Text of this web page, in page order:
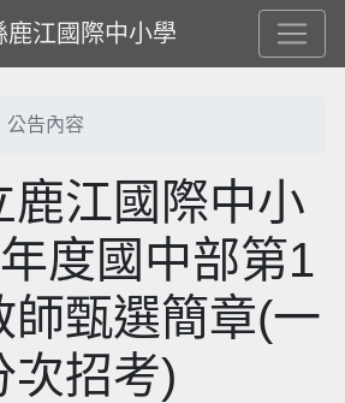
鹿江國際中小學
公告內容
鹿江國際中小
度國中部第1
師甄選簡章(一
次招考)